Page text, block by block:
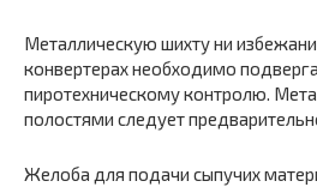
Металлическую шихту ни
конвертерах необходимо
пиротехническому контролю.
полостями следует
Желоба для подачи сыпучих